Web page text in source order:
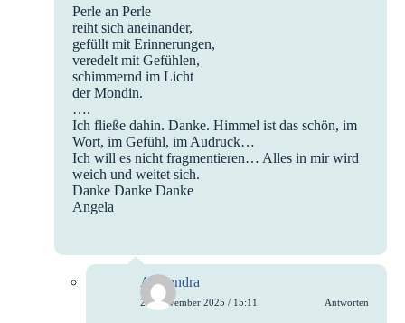
Perle an Perle
reiht sich aneinander,
gefüllt mit Erinnerungen,
veredelt mit Gefühlen,
schimmernd im Licht
der Mondin.
….
Ich fließe dahin. Danke. Himmel ist das schön, im
Wort, im Gefühl, im Audruck…
Ich will es nicht fragmentieren… Alles in mir wird
weich und weitet sich.
Danke Danke Danke
Angela
Alexandra
22. November 2025 / 15:11 Antworten